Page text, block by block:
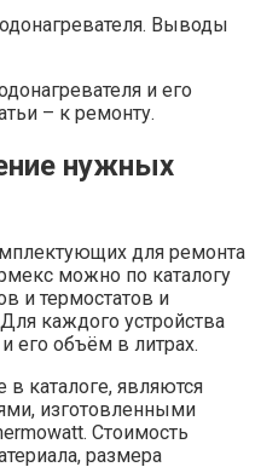
Выводы
и его
– к ремонту.
нужных
для ремонта
можно по каталогу
и термостатов и
каждого устройства
его объём в литрах.
каталоге, являются
изготовленными
Стоимость
размера